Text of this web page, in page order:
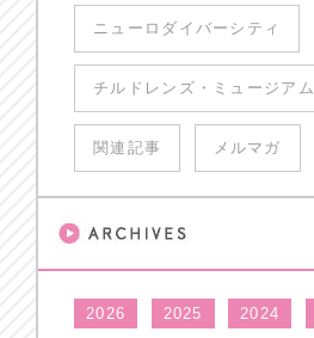
ニューロダイバーシティ
チルドレンズ・ミュージアム
関連記事 メルマガ
2026 2025 2024